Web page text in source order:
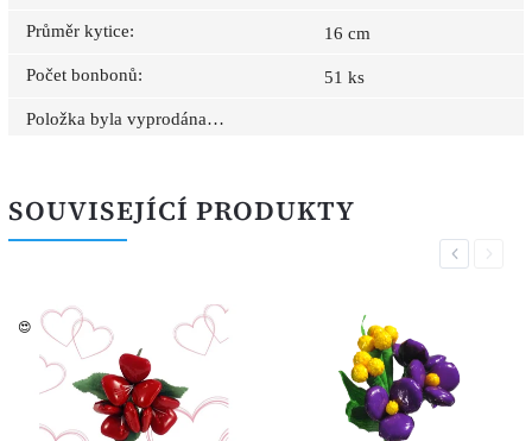
Průměr kytice: 16 cm
Počet bonbonů: 51 ks
Položka byla vyprodána…
SOUVISEJÍCÍ PRODUKTY
Previous
😍
Next